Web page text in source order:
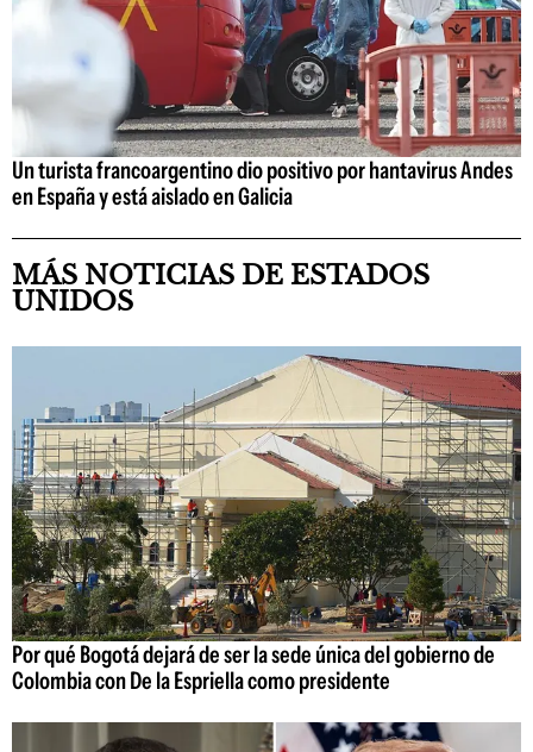
Un turista francoargentino dio positivo por hantavirus Andes
en España y está aislado en Galicia
MÁS NOTICIAS DE ESTADOS
UNIDOS
Por qué Bogotá dejará de ser la sede única del gobierno de
Colombia con De la Espriella como presidente